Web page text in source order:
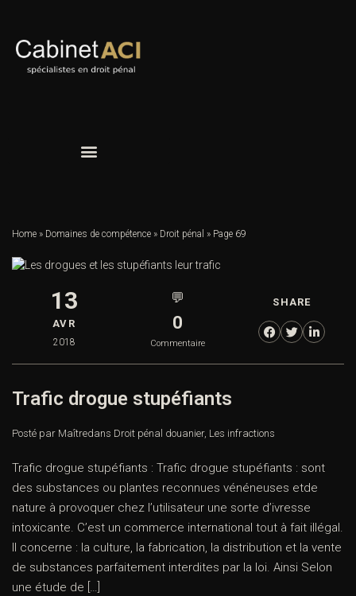
Home » Domaines de compétence » Droit pénal » Page 69
13
AVR
2018
💬
0
Commentaire
SHARE
Trafic drogue stupéfiants
Posté par Maîtredans Droit pénal douanier, Les infractions
Trafic drogue stupéfiants : Trafic drogue stupéfiants : sont
des substances ou plantes reconnues vénéneuses etde
nature à provoquer chez l’utilisateur une sorte d’ivresse
intoxicante. C’est un commerce international tout à fait illégal.
Il concerne : la culture, la fabrication, la distribution et la vente
de substances parfaitement interdites par la loi. Ainsi Selon
une étude de […]